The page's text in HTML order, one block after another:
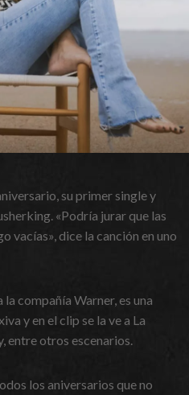
su primer single y
«Podría jurar que las
vacías», dice la canción en uno
compañía Warner, es una
y en el clip se la ve a La
entre otros escenarios.
los aniversarios que no